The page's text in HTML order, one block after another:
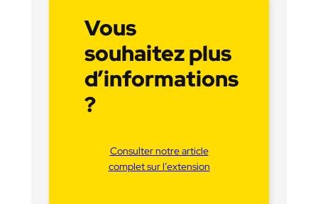
Vous
souhaitez plus
d’informations
?
Consulter notre article
complet sur l’extension